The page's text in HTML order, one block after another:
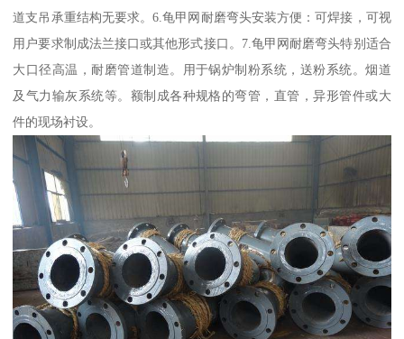
道支吊承重结构无要求。6.龟甲网耐磨弯头安装方便：可焊接，可视
用户要求制成法兰接口或其他形式接口。7.龟甲网耐磨弯头特别适合
大口径高温，耐磨管道制造。用于锅炉制粉系统，送粉系统。烟道
及气力输灰系统等。额制成各种规格的弯管，直管，异形管件或大
件的现场衬设。